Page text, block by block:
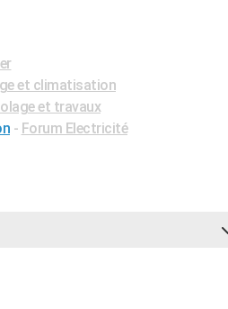
et climatisation
et travaux
- Forum Electricité